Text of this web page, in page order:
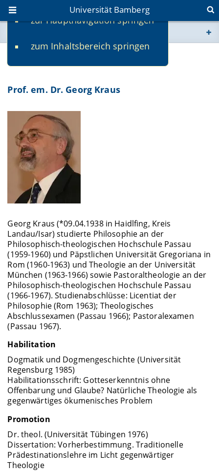
zur Hauptnavigation springen
zum Inhaltsbereich springen
Universität Bamberg
www.uni-bamberg.de
Curriculum Vitae
Prof. em. Dr. Georg Kraus
Georg Kraus (*09.04.1938 in Haidlfing, Kreis
Landau/Isar) studierte Philosophie an der
Philosophisch-theologischen Hochschule Passau
(1959-1960) und Päpstlichen Universität Gregoriana in
Rom (1960-1963) und Theologie an der Universität
München (1963-1966) sowie Pastoraltheologie an der
Philosophisch-theologischen Hochschule Passau
(1966-1967). Studienabschlüsse: Licentiat der
Philosophie (Rom 1963); Theologisches
Abschlussexamen (Passau 1966); Pastoralexamen
(Passau 1967).
Habilitation
Dogmatik und Dogmengeschichte (Universität
Regensburg 1985)
Habilitationsschrift: Gotteserkenntnis ohne
Offenbarung und Glaube? Natürliche Theologie als
gegenwärtiges ökumenisches Problem
Promotion
Dr. theol. (Universität Tübingen 1976)
Dissertation: Vorherbestimmung. Traditionelle
Prädestinationslehre im Licht gegenwärtiger
Theologie